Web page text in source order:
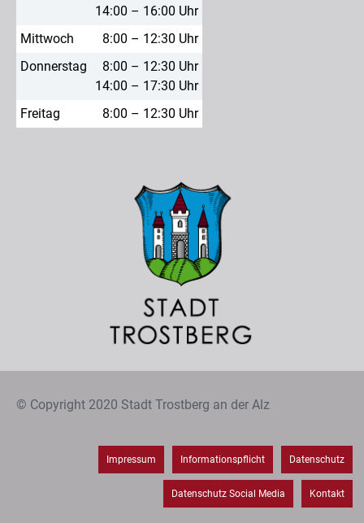
14:00 – 16:00 Uhr
Mittwoch
8:00 – 12:30 Uhr
Donnerstag
8:00 – 12:30 Uhr
14:00 – 17:30 Uhr
Freitag
8:00 – 12:30 Uhr
© Copyright 2020 Stadt Trostberg an der Alz
Impressum Informationspflicht Datenschutz
Datenschutz Social Media Kontakt